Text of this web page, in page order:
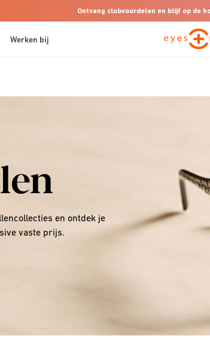
Ontvang clubvoordelen en blijf op de
Werken bij
en ontdek je
vaste prijs.